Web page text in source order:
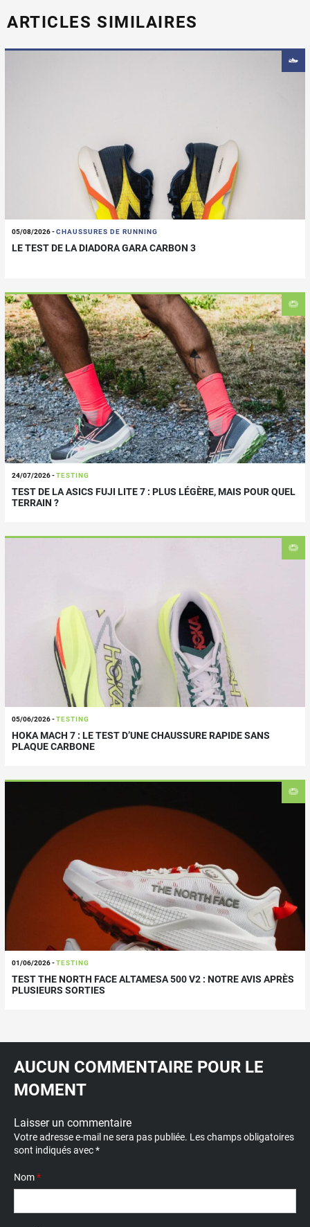
ARTICLES SIMILAIRES
05/08/2026-CHAUSSURES DE RUNNING
LE TEST DE LA DIADORA GARA CARBON 3
24/07/2026-TESTING
TEST DE LA ASICS FUJI LITE 7 : PLUS LÉGÈRE, MAIS POUR QUEL
TERRAIN ?
05/06/2026-TESTING
HOKA MACH 7 : LE TEST D’UNE CHAUSSURE RAPIDE SANS
PLAQUE CARBONE
01/06/2026-TESTING
TEST THE NORTH FACE ALTAMESA 500 V2 : NOTRE AVIS APRÈS
PLUSIEURS SORTIES
AUCUN COMMENTAIRE POUR LE
MOMENT
Laisser un commentaire
Votre adresse e-mail ne sera pas publiée. Les champs obligatoires
sont indiqués avec*
Nom*